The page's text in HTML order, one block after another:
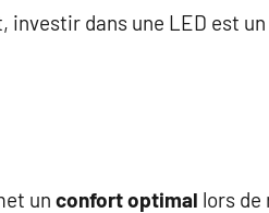
dans une LED est
un confort optimal lors de